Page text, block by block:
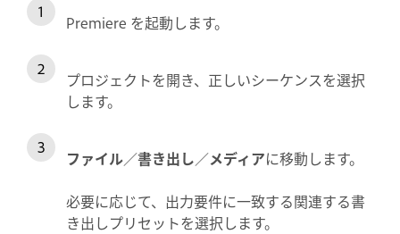
Premiere を起動します。
プロジェクトを開き、正しいシーケンスを選択
します。
ファイル／書き出し／メディアに移動します。
必要に応じて、出力要件に一致する関連する書
き出しプリセットを選択します。